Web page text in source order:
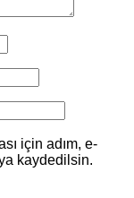
için adım, e-
kaydedilsin.